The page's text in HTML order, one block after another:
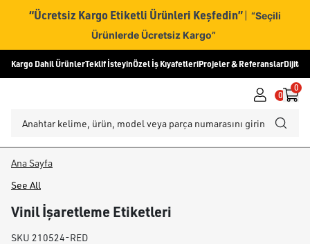
“Ücretsiz Kargo Etiketli Ürünleri Keşfedin” | “Seçili
Ürünlerde Ücretsiz Kargo”
Kargo Dahil ÜrünlerTeklif İsteyinÖzel İş KıyafetleriProjeler & ReferanslarDijital
0
0
Ana Sayfa
See All
Vinil İşaretleme Etiketleri
SKU 210524-RED